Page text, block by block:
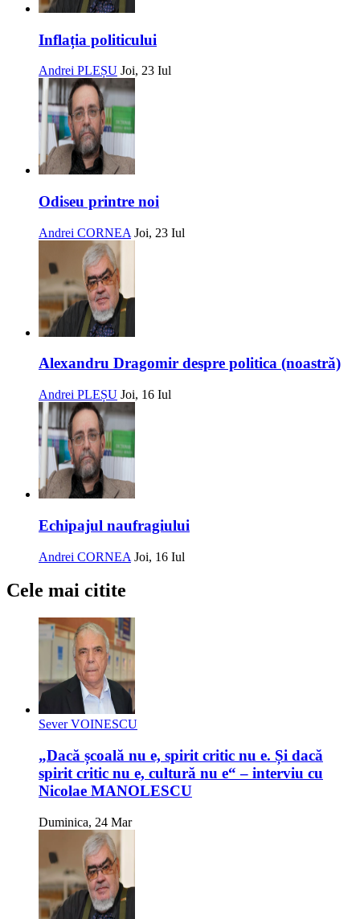
Inflația politicului
Andrei PLEȘU Joi, 23 Iul
Odiseu printre noi
Andrei CORNEA Joi, 23 Iul
Alexandru Dragomir despre politica (noastră)
Andrei PLEȘU Joi, 16 Iul
Echipajul naufragiului
Andrei CORNEA Joi, 16 Iul
Cele mai citite
Sever VOINESCU
„Dacă școală nu e, spirit critic nu e. Și dacă
spirit critic nu e, cultură nu e“ – interviu cu
Nicolae MANOLESCU
Duminica, 24 Mar